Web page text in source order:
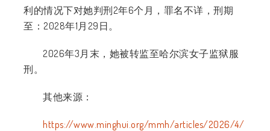
利的情况下对她判刑2年6个月，罪名不详，刑期
至：2028年1月29日。
2026年3月末，她被转监至哈尔滨女子监狱服
刑。
其他来源：
https://www.minghui.org/mmh/articles/2026/4/